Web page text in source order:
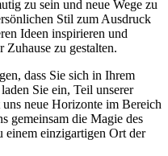
zu sein und neue Wege zu
Stil zum Ausdruck
Ideen inspirieren und
zu gestalten.
dass Sie sich in Ihrem
Sie ein, Teil unserer
neue Horizonte im Bereich
gemeinsam die Magie des
einem einzigartigen Ort der